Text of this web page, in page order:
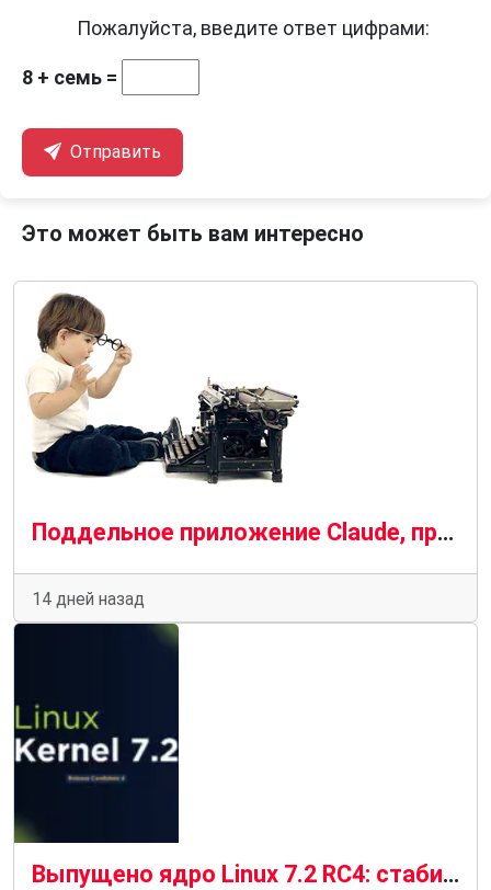
Пожалуйста, введите ответ цифрами:
8 + семь =
Отправить
Это может быть вам интересно
Поддельное приложение Claude, продвигаемое рекламой Bing, распространяет вредоносное ПО SectopRAT.
14 дней назад
Выпущено ядро ​​Linux 7.2 RC4: стабильный прогресс в условиях «новой нормальности»